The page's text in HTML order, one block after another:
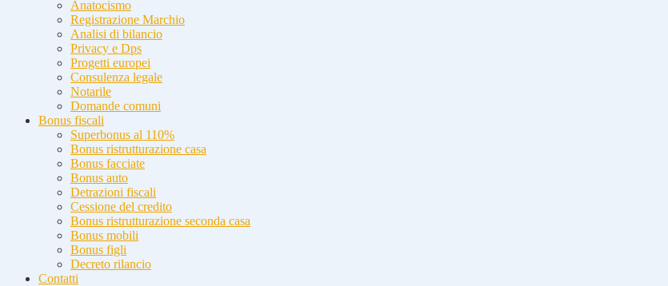
Anatocismo
Registrazione Marchio
Analisi di bilancio
Privacy e Dps
Progetti europei
Consulenza legale
Notarile
Domande comuni
Bonus fiscali
Superbonus al 110%
Bonus ristrutturazione casa
Bonus facciate
Bonus auto
Detrazioni fiscali
Cessione del credito
Bonus ristrutturazione seconda casa
Bonus mobili
Bonus figli
Decreto rilancio
Contatti